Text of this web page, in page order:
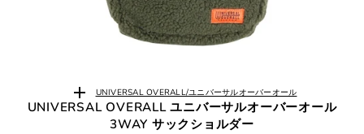
UNIVERSAL OVERALL/ユニバーサルオーバーオール
UNIVERSAL OVERALL ユニバーサルオーバーオール
3WAY サックショルダー